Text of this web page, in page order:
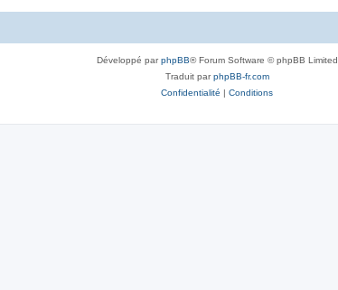
Développé parphpBB® Forum Software © phpBB Limited
Traduit parphpBB-fr.com
Confidentialité | Conditions